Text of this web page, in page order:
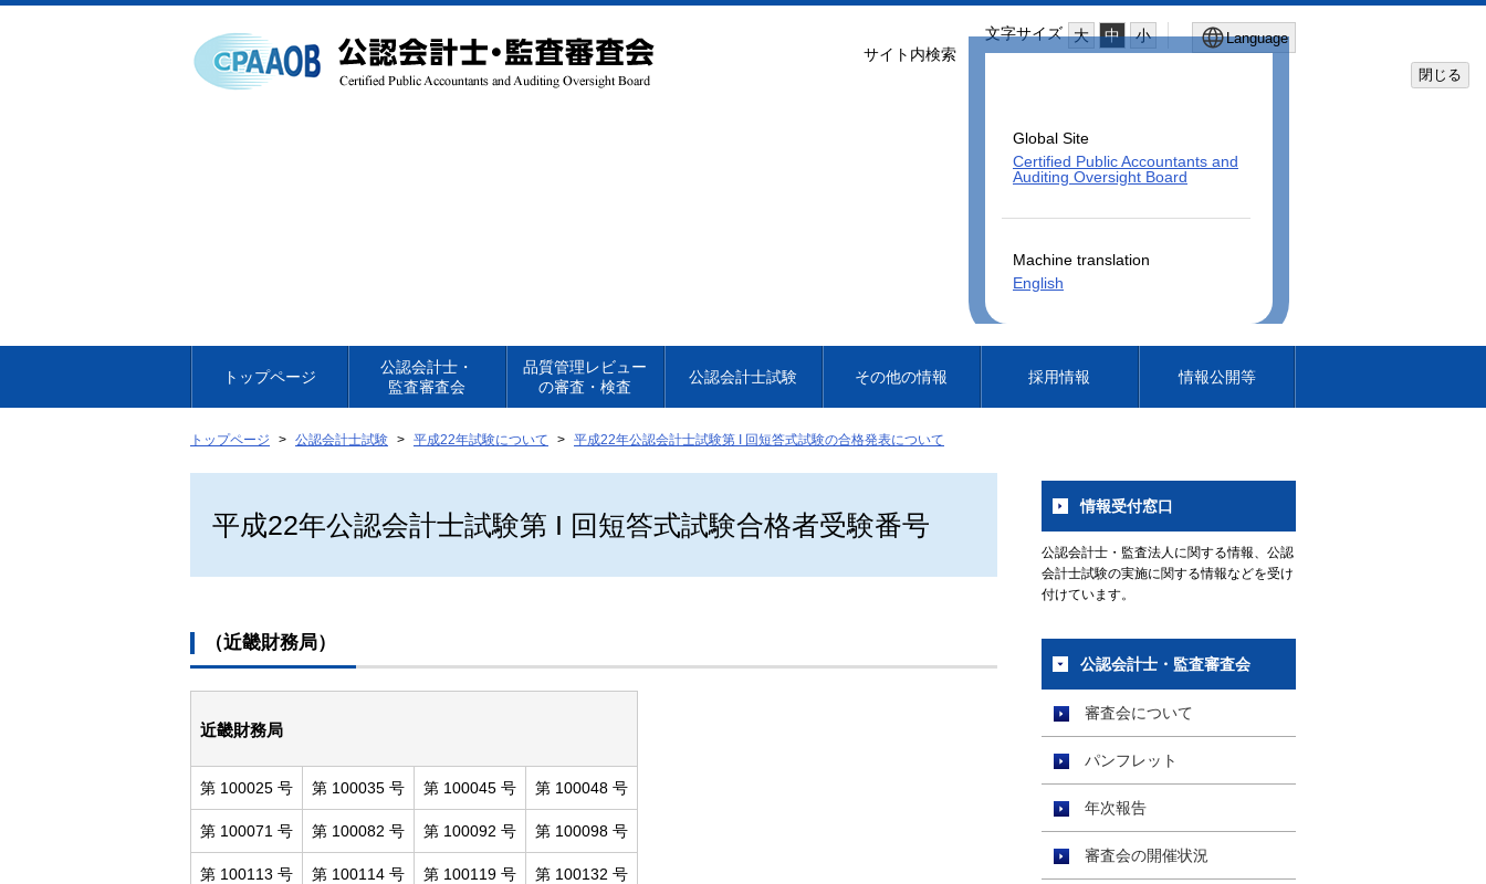
文
へ
文字サイズ 大 中 小 Language
Global Site
Certified Public Accountants and
Auditing Oversight Board
Machine translation
English
閉じる
サイト内検索
トップページ
公認会計士・
監査審査会
品質管理レビュー
の審査・検査
公認会計士試験 その他の情報 採用情報 情報公開等
トップページ 公認会計士試験 平成22年試験について 平成22年公認会計士試験第 I 回短答式試験の合格発表について
平成22年公認会計士試験第 I 回短答式試験合格者受験番号
（近畿財務局）
近畿財務局
第 100025 号 第 100035 号 第 100045 号 第 100048 号
第 100071 号 第 100082 号 第 100092 号 第 100098 号
第 100113 号 第 100114 号 第 100119 号 第 100132 号
情報受付窓口
公認会計士・監査法人に関する情報、公認
会計士試験の実施に関する情報などを受け
付けています。
公認会計士・監査審査会
審査会について
パンフレット
年次報告
審査会の開催状況